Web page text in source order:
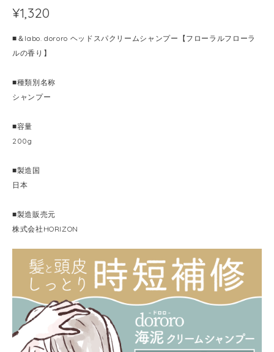
¥1,320
■＆labo. dororo ヘッドスパクリームシャンプー【フローラルフローラ
ルの香り】
■種類別名称
シャンプー
■容量
200g
■製造国
日本
■製造販売元
株式会社HORIZON